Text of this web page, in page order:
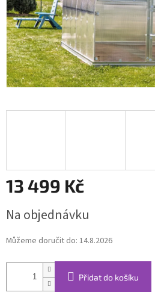
13 499 Kč
cena:
Na objednávku
Můžeme doručit do: 14.8.2026
Přidat do košíku